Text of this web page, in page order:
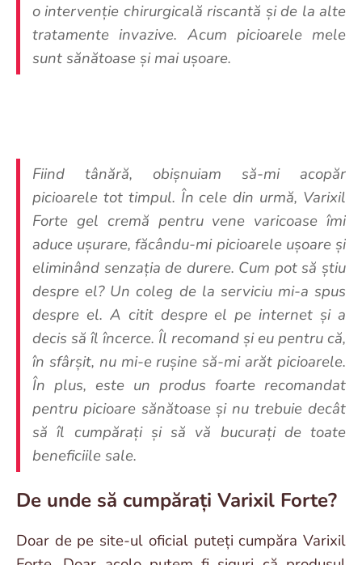
o intervenție chirurgicală riscantă și de la alte
tratamente invazive. Acum picioarele mele
sunt sănătoase și mai ușoare.
Fiind tânără, obișnuiam să-mi acopăr
picioarele tot timpul. În cele din urmă, Varixil
Forte gel cremă pentru vene varicoase îmi
aduce ușurare, făcându-mi picioarele ușoare și
eliminând senzația de durere. Cum pot să știu
despre el? Un coleg de la serviciu mi-a spus
despre el. A citit despre el pe internet și a
decis să îl încerce. Îl recomand și eu pentru că,
în sfârșit, nu mi-e rușine să-mi arăt picioarele.
În plus, este un produs foarte recomandat
pentru picioare sănătoase și nu trebuie decât
să îl cumpărați și să vă bucurați de toate
beneficiile sale.
De unde să cumpărați Varixil Forte?
Doar de pe site-ul oficial puteți cumpăra Varixil